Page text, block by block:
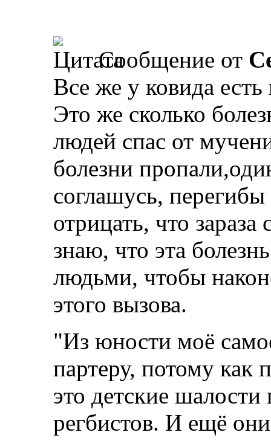
Сообщение от
Все же у ковида
Это же сколько
людей спас от
болезни
соглашусь,
отрицать, что
знаю, что эта
людьми, чтобы
этого вызова.
"Из юности моё
партеру, потому как
это детские
регбистов. И ещё